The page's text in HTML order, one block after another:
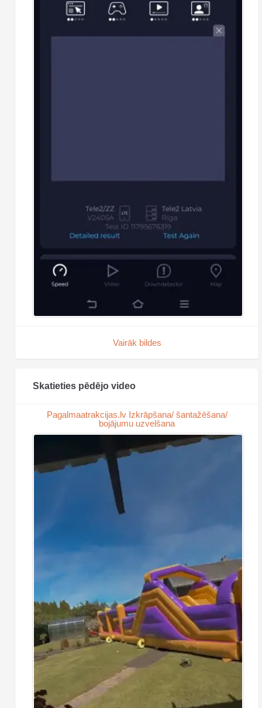
Vairāk bildes
Skatieties pēdējo video
Pagalmaatrakcijas.lv Izkrāpšana/ šantažēšana/
bojājumu uzvelšana